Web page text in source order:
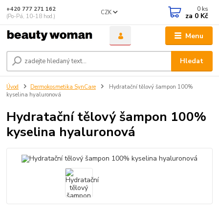
Menu
CZK
Hledat
+420 777 271 162
(Po-Pá, 10-18 hod.)
0 ks
za 0 Kč
Úvod Dermokosmetika SynCare
Hydratační tělový šampon 100%
kyselina hyaluronová
Hydratační tělový šampon 100%
kyselina hyaluronová